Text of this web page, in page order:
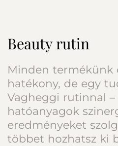
Beauty rutin
Minden termékünk
hatékony, de egy
Vagheggi rutinnal
hatóanyagok
eredményeket
többet hozhatsz ki